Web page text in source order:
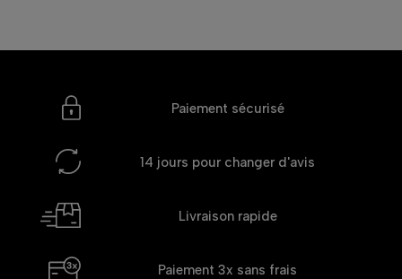
Paiement sécurisé
14 jours pour changer d'avis
Livraison rapide
Paiement 3x sans frais